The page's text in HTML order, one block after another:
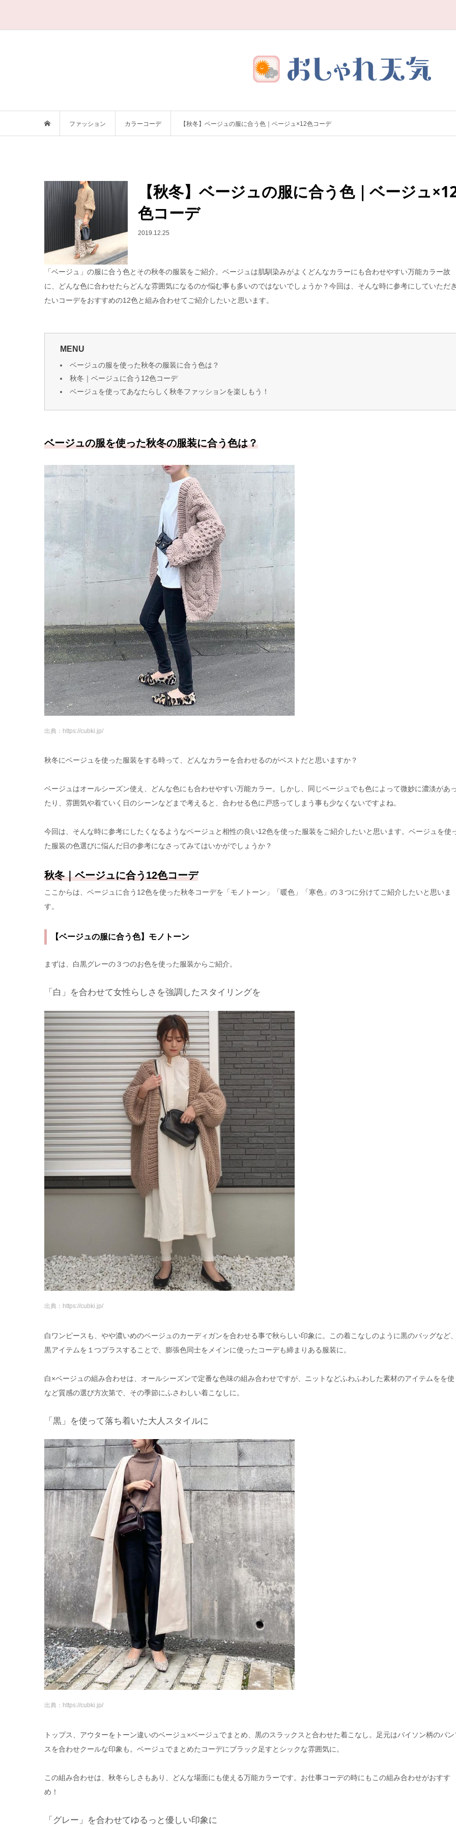
ファッション カラーコーデ 【秋冬】ベージュの服に合う色｜ベージュ×12色コーデ
【秋冬】ベージュの服に合う色｜ベージュ
色コーデ
2019.12.25
「ベージュ」の服に合う色とその秋冬の服装をご紹介。ベージュは肌馴染みがよくどんなカラーにも合わせやすい万能カラー故
に、どんな色に合わせたらどんな雰囲気になるのか悩む事も多いのではないでしょうか？今回は、そんな時に参考にしていただ
たいコーデをおすすめの12色と組み合わせてご紹介したいと思います。
MENU
ベージュの服を使った秋冬の服装に合う色は？
秋冬｜ベージュに合う12色コーデ
ベージュを使ってあなたらしく秋冬ファッションを楽しもう！
ベージュの服を使った秋冬の服装に合う色は？
出典：https://cubki.jp/
秋冬にベージュを使った服装をする時って、どんなカラーを合わせるのがベストだと思いますか？
ベージュはオールシーズン使え、どんな色にも合わせやすい万能カラー。しかし、同じベージュでも色によって微妙に濃淡があ
たり、雰囲気や着ていく日のシーンなどまで考えると、合わせる色に戸惑ってしまう事も少なくないですよね。
今回は、そんな時に参考にしたくなるようなベージュと相性の良い12色を使った服装をご紹介したいと思います。ベージュを使
た服装の色選びに悩んだ日の参考になさってみてはいかがでしょうか？
秋冬｜ベージュに合う12色コーデ
ここからは、ベージュに合う12色を使った秋冬コーデを「モノトーン」「暖色」「寒色」の３つに分けてご紹介したいと思いま
す。
【ベージュの服に合う色】モノトーン
まずは、白黒グレーの３つのお色を使った服装からご紹介。
「白」を合わせて女性らしさを強調したスタイリングを
出典：https://cubki.jp/
白ワンピースも、やや濃いめのベージュのカーディガンを合わせる事で秋らしい印象に。この着こなしのように黒のバッグなど
黒アイテムを１つプラスすることで、膨張色同士をメインに使ったコーデも締まりある服装に。
白×ベージュの組み合わせは、オールシーズンで定番な色味の組み合わせですが、ニットなどふわふわした素材のアイテムをを使
など質感の選び方次第で、その季節にふさわしい着こなしに。
「黒」を使って落ち着いた大人スタイルに
出典：https://cubki.jp/
トップス、アウターをトーン違いのベージュ×ベージュでまとめ、黒のスラックスと合わせた着こなし。足元はバイソン柄のパン
スを合わせクールな印象も。ベージュでまとめたコーデにブラック足すとシックな雰囲気に。
この組み合わせは、秋冬らしさもあり、どんな場面にも使える万能カラーです。お仕事コーデの時にもこの組み合わせがおすす
め！
「グレー」を合わせてゆるっと優しい印象に